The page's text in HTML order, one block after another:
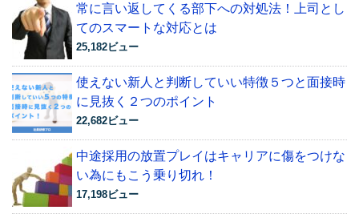
常に言い返してくる部下への対処法！上司とし
てのスマートな対応とは
25,182ビュー
使えない新人と判断していい特徴５つと面接時
に見抜く２つのポイント
22,682ビュー
中途採用の放置プレイはキャリアに傷をつけな
い為にもこう乗り切れ！
17,198ビュー